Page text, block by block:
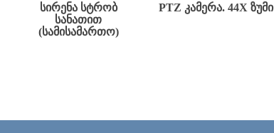
ᲡᲘᲠᲔᲜᲐ ᲡᲢᲠᲝᲑ
ᲡᲐᲜᲐᲗᲘᲗ
(ᲡᲐᲛᲘᲡᲐᲛᲐᲠᲗᲝ)
PTZ ᲙᲐᲛᲔᲠᲐ. 44X ᲖᲣᲛᲘ